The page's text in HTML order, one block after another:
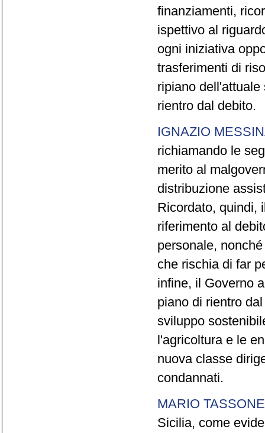
finanziamenti,
ispettivo al
ogni iniziativa
trasferimenti di
ripiano
rientro dal debito.
IGNAZIO
richiamando le
merito al
distribuzione
Ricordato, quindi,
riferimento al
personale,
che rischia di far
infine, il Governo
piano di rientro
sviluppo
l'agricoltura e le
nuova classe
condannati.
MARIO TASSONE
Sicilia, come